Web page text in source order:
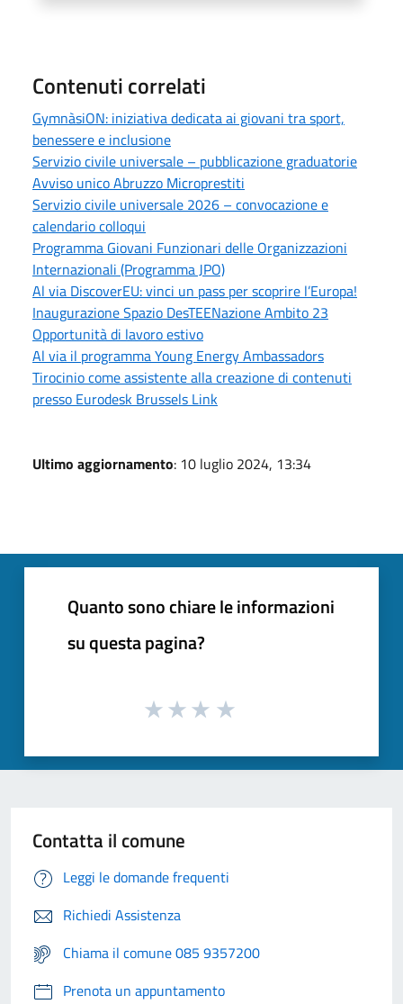
Contenuti correlati
GymnàsiON: iniziativa dedicata ai giovani tra sport,
benessere e inclusione
Servizio civile universale – pubblicazione graduatorie
Avviso unico Abruzzo Microprestiti
Servizio civile universale 2026 – convocazione e
calendario colloqui
Programma Giovani Funzionari delle Organizzazioni
Internazionali (Programma JPO)
Al via DiscoverEU: vinci un pass per scoprire l’Europa!
Inaugurazione Spazio DesTEENazione Ambito 23
Opportunità di lavoro estivo
Al via il programma Young Energy Ambassadors
Tirocinio come assistente alla creazione di contenuti
presso Eurodesk Brussels Link
Ultimo aggiornamento: 10 luglio 2024, 13:34
Quanto sono chiare le informazioni
su questa pagina?
Contatta il comune
Leggi le domande frequenti
Richiedi Assistenza
Chiama il comune 085 9357200
Prenota un appuntamento